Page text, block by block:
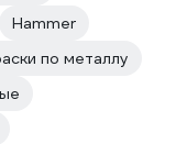
Hammer
по металлу